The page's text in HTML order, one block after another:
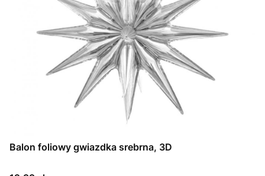
Balon foliowy gwiazdka srebrna, 3D